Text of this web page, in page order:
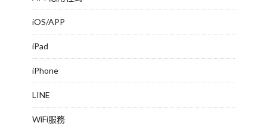
iOS/APP
iPad
iPhone
LINE
WiFi服務